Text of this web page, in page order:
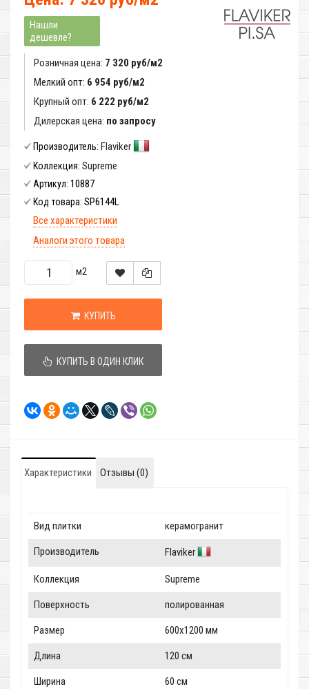
Нашли
дешевле?
Розничная цена: 7 320 руб/м2
Мелкий опт: 6 954 руб/м2
Крупный опт: 6 222 руб/м2
Дилерская цена: по запросу
Производитель: Flaviker
Коллекция: Supreme
Артикул: 10887
Код товара: SP6144L
Все характеристики
Аналоги этого товара
м2
КУПИТЬ
КУПИТЬ В ОДИН КЛИК
Характеристики Отзывы (0)
Вид плитки керамогранит
Производитель Flaviker
Коллекция Supreme
Поверхность полированная
Размер 600x1200 мм
Длина 120 см
Ширина 60 см